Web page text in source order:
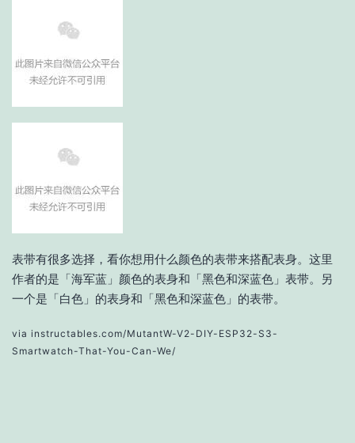
表带有很多选择，看你想用什么颜色的表带来搭配表身。这里
作者的是「海军蓝」颜色的表身和「黑色和深蓝色」表带。另
一个是「白色」的表身和「黑色和深蓝色」的表带。
via instructables.com/MutantW-V2-DIY-ESP32-S3-
Smartwatch-That-You-Can-We/